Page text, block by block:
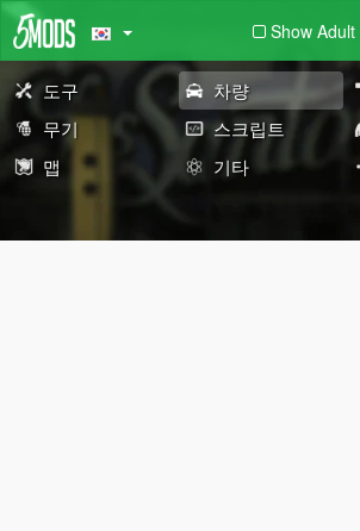
Show Adult
도구 차량
무기
스크립트
맵
기타